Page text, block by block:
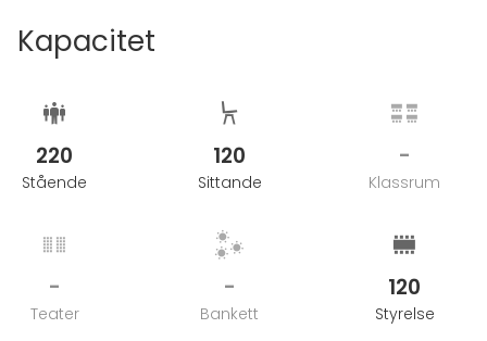
Kapacitet
220
Stående
120
Sittande
-
Klassrum
-
Teater
-
Bankett
120
Styrelse